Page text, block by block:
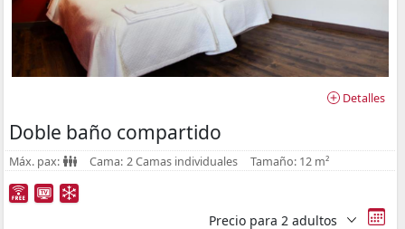
Detalles
Doble baño compartido
Máx. pax: Cama: 2 Camas individuales Tamaño: 12 m²
Precio para 2 adultos